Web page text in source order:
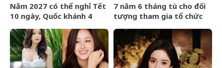
Năm 2027 có thể nghỉ Tết
10 ngày, Quốc khánh 4
7 năm 6 tháng tù cho đối
tượng tham gia tổ chức
giáo